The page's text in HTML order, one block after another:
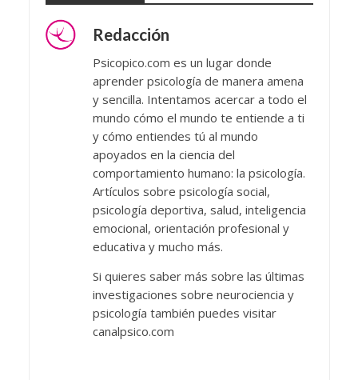
Redacción
Psicopico.com es un lugar donde
aprender psicología de manera amena
y sencilla. Intentamos acercar a todo el
mundo cómo el mundo te entiende a ti
y cómo entiendes tú al mundo
apoyados en la ciencia del
comportamiento humano: la psicología.
Artículos sobre psicología social,
psicología deportiva, salud, inteligencia
emocional, orientación profesional y
educativa y mucho más.
Si quieres saber más sobre las últimas
investigaciones sobre neurociencia y
psicología también puedes visitar
canalpsico.com